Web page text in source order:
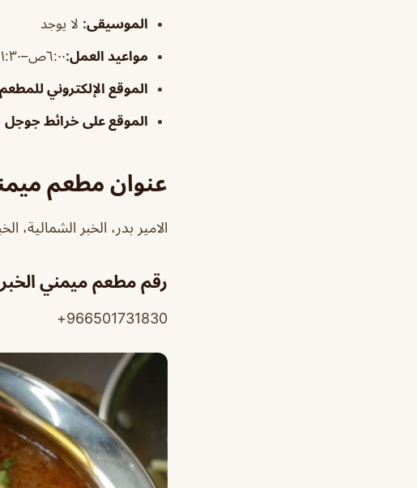
الموسيقى: لا يوجد
مواعيد العمل:٦:٠٠ص–١١:٣٠م
الموقع الإلكتروني للمطعم
الموقع على خرائط جوجل
عنوان مطعم
الامير بدر، الخبر الشمالية،
رقم مطعم ميمني الخبر
966501731830+